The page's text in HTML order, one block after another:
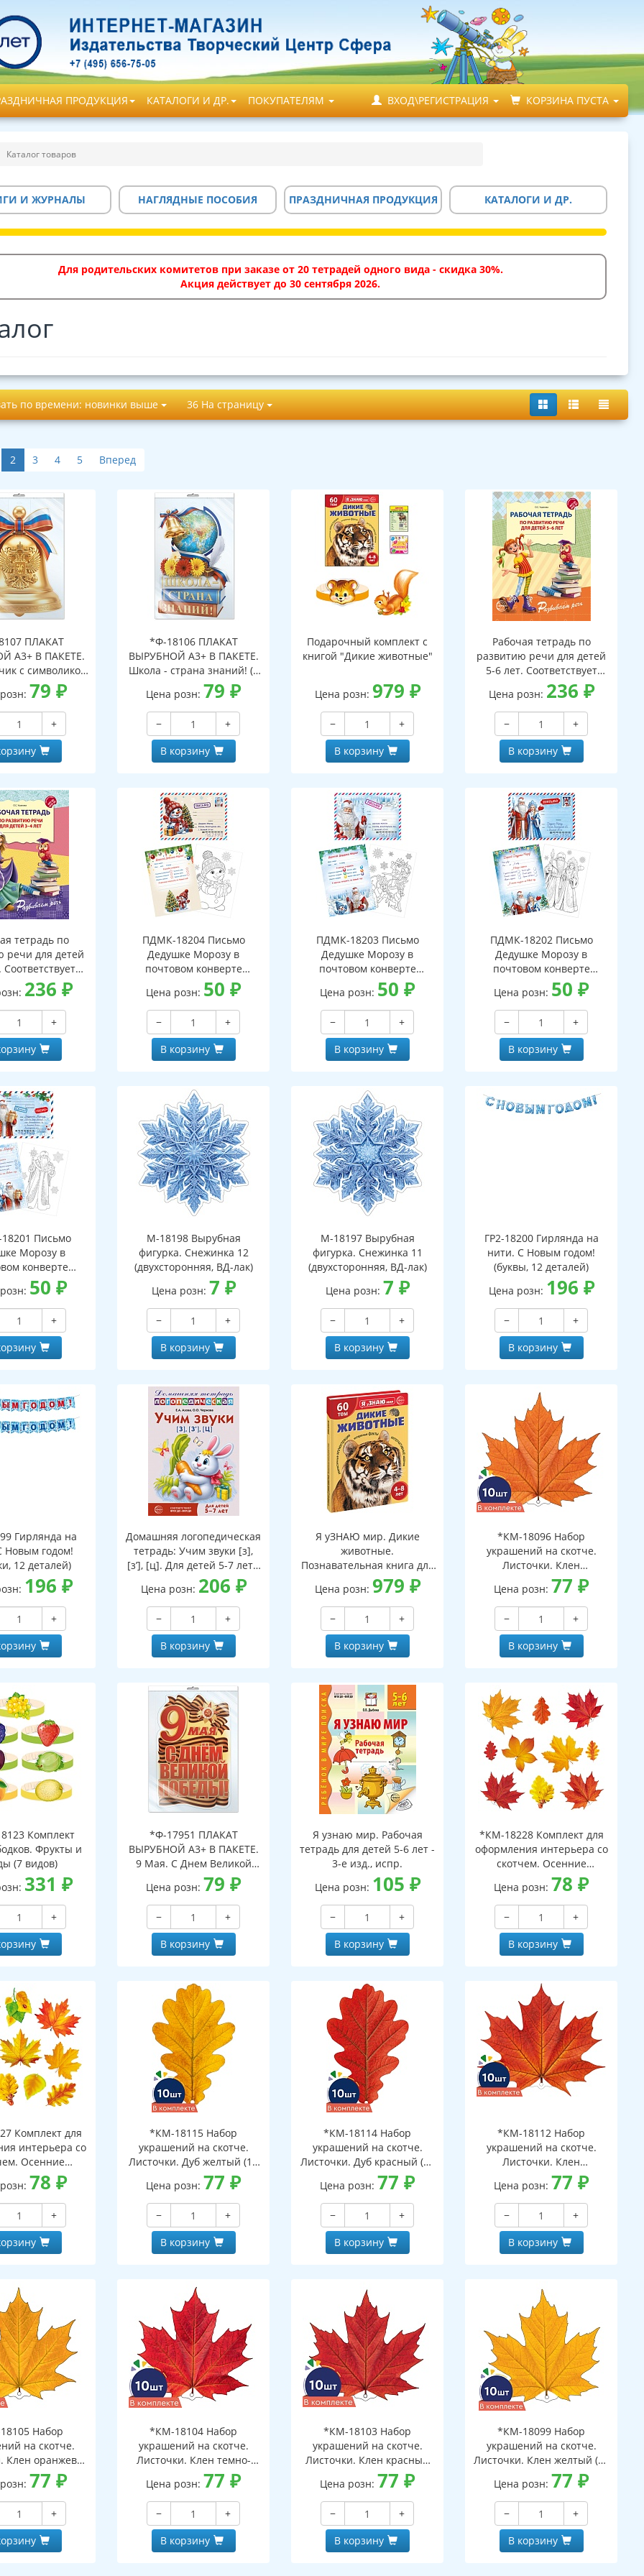
ПРОДУКЦИЯ КАТАЛОГИ И ДР. ПОКУПАТЕЛЯМ ВХОД\РЕГИСТРАЦИЯ КОРЗИНА ПУСТА
Каталог товаров
И ЖУРНАЛЫ НАГЛЯДНЫЕ ПОСОБИЯ ПРАЗДНИЧНАЯ ПРОДУКЦИЯ КАТАЛОГИ И ДР.
Для родительских комитетов при заказе от 20 тетрадей одного вида - скидка 30%.
Акция действует до 30 сентября 2026.
по времени: новинки выше 36 На страницу
2 3 4 5 Вперед
ПЛАКАТ
А3+ В ПАКЕТЕ.
с символикой
с европодвесом
клапаном,
ВД-лак)
79₽
+
*Ф-18106 ПЛАКАТ
ВЫРУБНОЙ А3+ В ПАКЕТЕ.
Школа - страна знаний! (в
индивидуальной упаковке,
с европодвесом и клеевым
клапаном, двухсторонний,
ВД-лак)
Цена розн: 79₽
−
+
В корзину
Подарочный комплект с
книгой "Дикие животные"
Цена розн: 979 ₽
−
+
В корзину
Рабочая тетрадь по
развитию речи для детей
5-6 лет. Соответствует
ФГОС ДО - 3-е изд. испр.
Цена розн: 236 ₽
−
+
В корзину
тетрадь по
речи для детей
Соответствует
- 3-е изд. испр.
236 ₽
+
ПДМК-18204 Письмо
Дедушке Морозу в
почтовом конверте
(конверт, письмо с текстом
и раскраской на обороте,
вырубная фигурка)
Цена розн: 50₽
−
+
В корзину
ПДМК-18203 Письмо
Дедушке Морозу в
почтовом конверте
(конверт, письмо с текстом
и раскраской на обороте,
вырубная фигурка)
Цена розн: 50₽
−
+
В корзину
ПДМК-18202 Письмо
Дедушке Морозу в
почтовом конверте
(конверт, письмо с текстом
и раскраской на обороте,
вырубная фигурка)
Цена розн: 50₽
−
+
В корзину
Письмо
Морозу в
конверте
письмо с текстом
на обороте,
фигурка)
50₽
+
М-18198 Вырубная
фигурка. Снежинка 12
(двухсторонняя, ВД-лак)
Цена розн: 7 ₽
−
+
В корзину
М-18197 Вырубная
фигурка. Снежинка 11
(двухсторонняя, ВД-лак)
Цена розн: 7 ₽
−
+
В корзину
ГР2-18200 Гирлянда на
нити. С Новым годом!
(буквы, 12 деталей)
Цена розн: 196 ₽
−
+
В корзину
Гирлянда на
Новым годом!
12 деталей)
196 ₽
+
Домашняя логопедическая
тетрадь: Учим звуки [з],
[з’], [ц]. Для детей 5-7 лет -
3-е изд.
Цена розн: 206 ₽
−
+
В корзину
Я уЗНАЮ мир. Дикие
животные.
Познавательная книга для
детей 4-8 лет
Цена розн: 979 ₽
−
+
В корзину
*КМ-18096 Набор
украшений на скотче.
Листочки. Клен
наборе, двухсторонний,
ВД-лак)
Цена розн: 77₽
−
+
В корзину
Комплект
Фрукты и
(7 видов)
331 ₽
+
*Ф-17951 ПЛАКАТ
ВЫРУБНОЙ А3+ В ПАКЕТЕ.
9 Мая. С Днем Великой
Победы! (двухсторонний,
ВД-лак, в индивидуальной
упаковке, с европодвесом
и клеевым клапаном)
Цена розн: 79₽
−
+
В корзину
Я узнаю мир. Рабочая
тетрадь для детей 5-6 лет -
3-е изд., испр.
Цена розн: 105 ₽
−
+
В корзину
*КМ-18228 Комплект для
оформления интерьера со
скотчем. Осенние
листочки-2 (10 видов)
Цена розн: 78₽
−
+
В корзину
Комплект для
интерьера со
Осенние
1 (10 видов)
78₽
+
*КМ-18115 Набор
украшений на скотче.
Листочки. Дуб желтый (10
шт. в наборе,
двухсторонняя, ВД-лак)
Цена розн: 77₽
−
+
В корзину
*КМ-18114 Набор
украшений на скотче.
Листочки. Дуб красный (10
шт. в наборе,
двухсторонняя, ВД-лак)
Цена розн: 77₽
−
+
В корзину
*КМ-18112 Набор
украшений на скотче.
Листочки. Клен
оранжевый (10 шт. в
наборе, двухсторонняя, ВД-
лак)
Цена розн: 77₽
−
+
В корзину
Набор
на скотче.
Клен оранжево-
шт. в наборе,
ВД-лак)
77₽
+
*КМ-18104 Набор
украшений на скотче.
Листочки. Клен темно-
красный (10 шт. в наборе,
двухсторонняя, ВД-лак)
Цена розн: 77₽
−
+
В корзину
*КМ-18103 Набор
украшений на скотче.
Листочки. Клен красный
(10 шт. в наборе,
двухсторонняя, ВД-лак)
Цена розн: 77₽
−
+
В корзину
*КМ-18099 Набор
украшений на скотче.
Листочки. Клен желтый (10
шт. в наборе,
двухсторонняя, ВД-лак)
Цена розн: 77₽
−
+
В корзину